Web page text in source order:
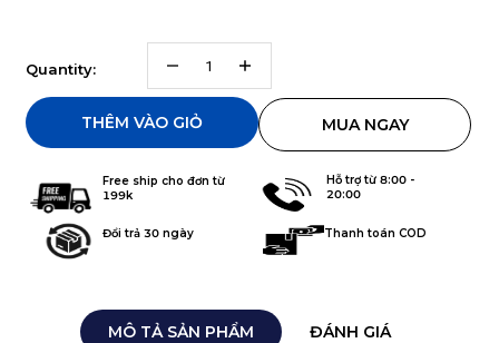
Quantity:
Free ship cho đơn từ
199k
Hỗ trợ từ 8:00 -
20:00
Đổi trả 30 ngày Thanh toán COD
THÊM VÀO GIỎ MUA NGAY
MÔ TẢ SẢN PHẨM ĐÁNH GIÁ